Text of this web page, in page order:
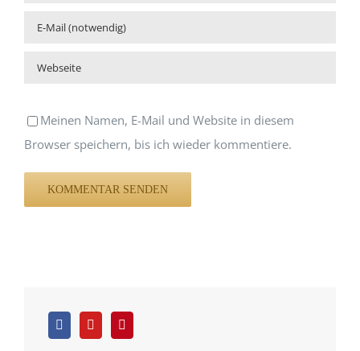
Meinen Namen, E-Mail und Website in diesem
Browser speichern, bis ich wieder kommentiere.